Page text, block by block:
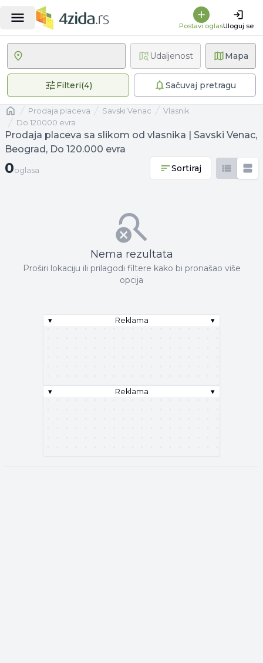
Postavi oglasUloguj se
Mapa
Filteri(4)4 primenjena filteraSačuvaj pretragu
Udaljenost
Naslovnaprodaja placeva Savski Venac
vlasnik
Do 120000 evra
Prodaja placeva sa slikom od vlasnika | Savski Venac,
Beograd, Do 120.000 evra
0 oglasa
0oglasa Sortiraj
Nema rezultata
Proširi lokaciju ili prilagodi filtere kako bi pronašao više
opcija
▾ Reklama ▾
▾ Reklama ▾